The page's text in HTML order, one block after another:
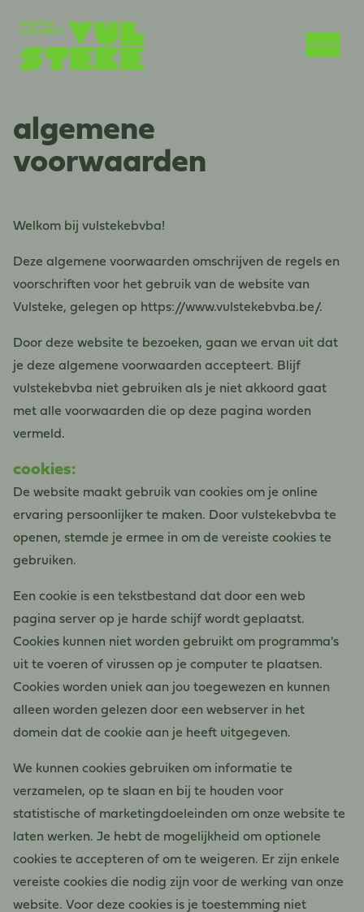
algemene
voorwaarden
Welkom bij vulstekebvba!
Deze algemene voorwaarden omschrijven de regels en
voorschriften voor het gebruik van de website van
Vulsteke, gelegen op https://www.vulstekebvba.be/.
Door deze website te bezoeken, gaan we ervan uit dat
je deze algemene voorwaarden accepteert. Blijf
vulstekebvba niet gebruiken als je niet akkoord gaat
met alle voorwaarden die op deze pagina worden
vermeld.
cookies:
De website maakt gebruik van cookies om je online
ervaring persoonlijker te maken. Door vulstekebvba te
openen, stemde je ermee in om de vereiste cookies te
gebruiken.
Een cookie is een tekstbestand dat door een web
pagina server op je harde schijf wordt geplaatst.
Cookies kunnen niet worden gebruikt om programma's
uit te voeren of virussen op je computer te plaatsen.
Cookies worden uniek aan jou toegewezen en kunnen
alleen worden gelezen door een webserver in het
domein dat de cookie aan je heeft uitgegeven.
We kunnen cookies gebruiken om informatie te
verzamelen, op te slaan en bij te houden voor
statistische of marketingdoeleinden om onze website te
laten werken. Je hebt de mogelijkheid om optionele
cookies te accepteren of om te weigeren. Er zijn enkele
vereiste cookies die nodig zijn voor de werking van onze
website. Voor deze cookies is je toestemming niet